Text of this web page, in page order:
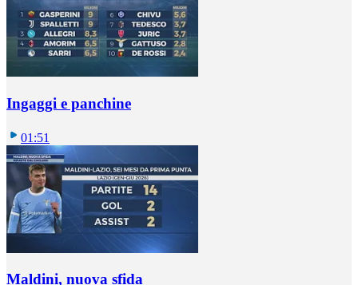
Ingaggi e panchine
01:51
Maldini, nuova sfida